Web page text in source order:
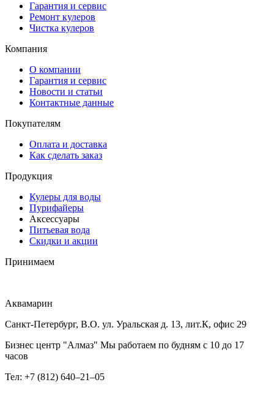
Гарантия и сервис
Ремонт кулеров
Чистка кулеров
Компания
О компании
Гарантия и сервис
Новости и статьи
Контактные данные
Покупателям
Оплата и доставка
Как сделать заказ
Продукция
Кулеры для воды
Пурифайеры
Аксессуары
Питьевая вода
Скидки и акции
Принимаем
Аквамарин
Санкт-Петербург, В.О. ул. Уральская д. 13, лит.К, офис 29
Бизнес центр "Алмаз" Мы работаем по будням с 10 до 17
часов
Тел: +7 (812) 640–21–05